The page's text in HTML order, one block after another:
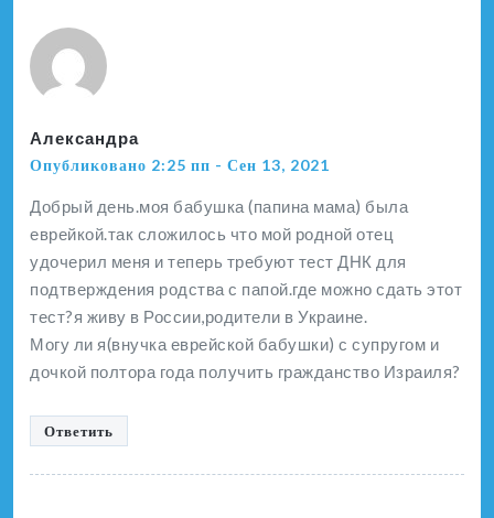
Александра
Опубликовано 2:25 пп - Сен 13, 2021
Добрый день.моя бабушка (папина мама) была
еврейкой.так сложилось что мой родной отец
удочерил меня и теперь требуют тест ДНК для
подтверждения родства с папой.где можно сдать этот
тест?я живу в России,родители в Украине.
Могу ли я(внучка еврейской бабушки) с супругом и
дочкой полтора года получить гражданство Израиля?
Ответить